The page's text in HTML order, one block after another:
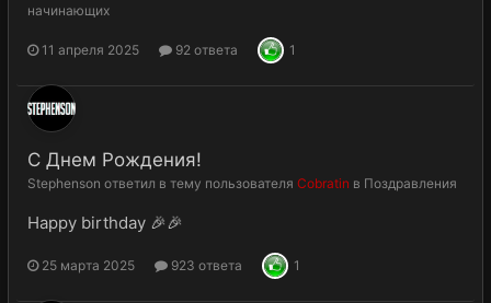
начинающих
11 апреля 2025 92 ответа 1
С Днем Рождения!
Stephenson ответил в тему пользователя Cobratin в Поздравления
Happy birthday 🎉🎉
25 марта 2025 923 ответа 1